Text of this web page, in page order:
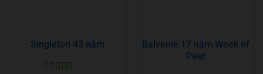
Singleton 43 năm
Balvenie 17 năm Week of
Peat